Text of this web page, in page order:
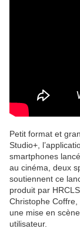
Petit format et
Studio+,
smartphones
au cinéma, deux
soutiennent ce
produit par
Christophe
une mise en
utilisateur.